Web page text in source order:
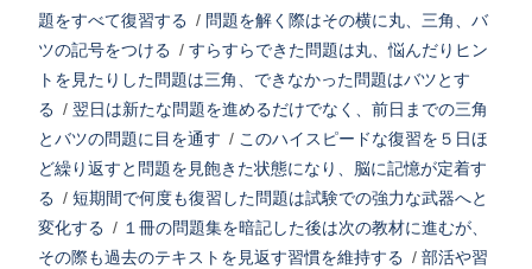
題をすべて復習する / 問題を解く際はその横に丸、三角、バ
ツの記号をつける / すらすらできた問題は丸、悩んだりヒン
トを見たりした問題は三角、できなかった問題はバツとす
る / 翌日は新たな問題を進めるだけでなく、前日までの三角
とバツの問題に目を通す / このハイスピードな復習を５日ほ
ど繰り返すと問題を見飽きた状態になり、脳に記憶が定着す
る / 短期間で何度も復習した問題は試験での強力な武器へと
変化する / １冊の問題集を暗記した後は次の教材に進むが、
その際も過去のテキストを見返す習慣を維持する / 部活や習